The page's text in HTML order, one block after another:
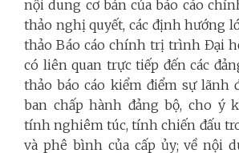
nội dung cơ bản của báo cáo
thảo nghị quyết, các định hướng
thảo Báo cáo chính trị trình Đại
có liên quan trực tiếp đến các
thảo báo cáo kiểm điểm sự lãnh
ban chấp hành đảng bộ, cho ý
tính nghiêm túc, tính chiến đấu
và phê bình của cấp ủy; về nội